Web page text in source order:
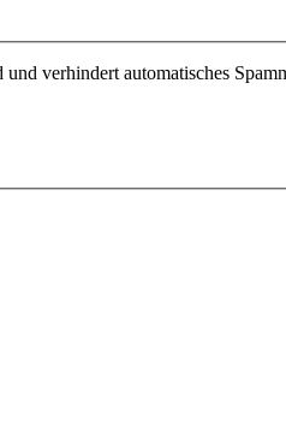
verhindert automatisches